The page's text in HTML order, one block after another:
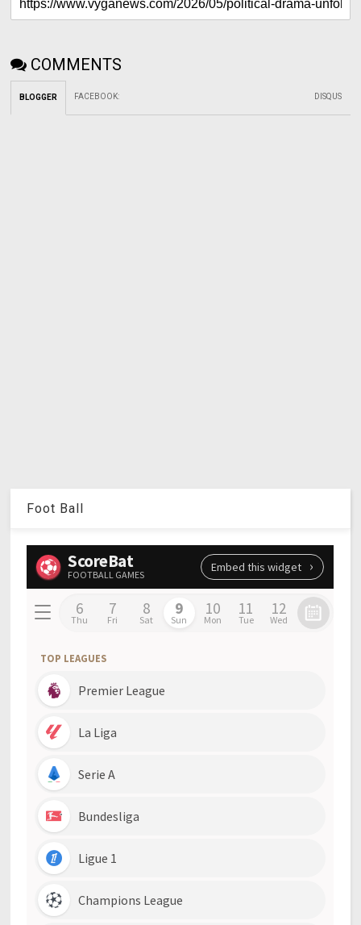
COMMENTS
BLOGGER FACEBOOK: DISQUS
Foot Ball